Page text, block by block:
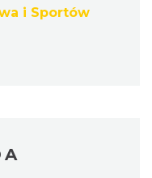
i Sportów